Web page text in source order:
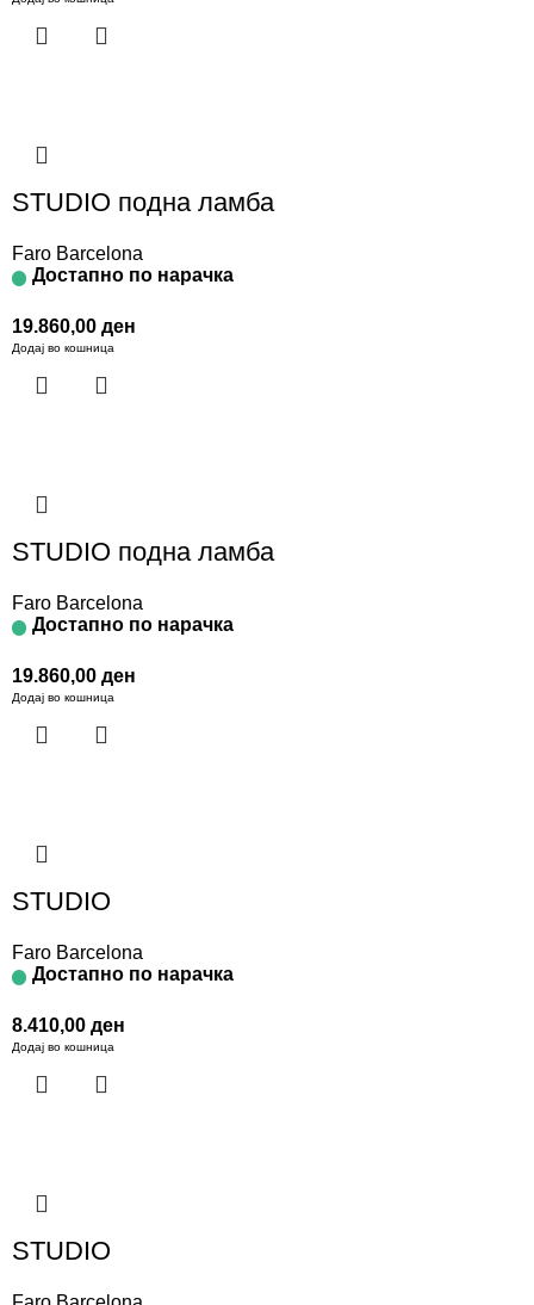
STUDIO подна ламба
Faro Barcelona
Достапно по нарачка
19.860,00 ден
Додај во кошница
STUDIO подна ламба
Faro Barcelona
Достапно по нарачка
19.860,00 ден
Додај во кошница
STUDIO
Faro Barcelona
Достапно по нарачка
8.410,00 ден
Додај во кошница
STUDIO